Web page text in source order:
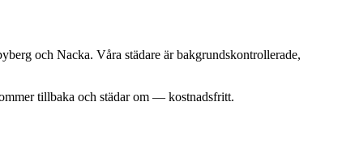
och Nacka. Våra städare är bakgrundskontrollerade,
tillbaka och städar om — kostnadsfritt.